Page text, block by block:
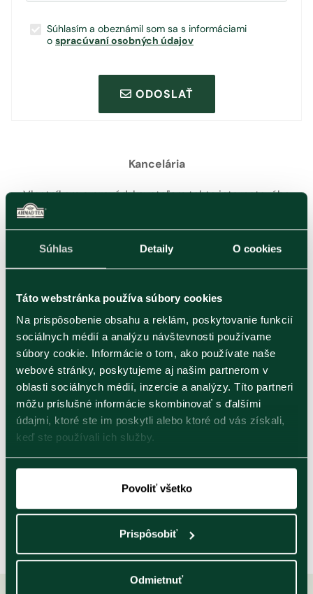
Súhlas Detaily O cookies
Táto webstránka používa súbory cookies
Na prispôsobenie obsahu a reklám, poskytovanie funkcií
sociálnych médií a analýzu návštevnosti používame
súbory cookie. Informácie o tom, ako používate naše
webové stránky, poskytujeme aj našim partnerom v
oblasti sociálnych médií, inzercie a analýzy. Títo partneri
môžu príslušné informácie skombinovať s ďalšími
údajmi, ktoré ste im poskytli alebo ktoré od vás získali,
keď ste používali ich služby.
Povoliť všetko
Prispôsobiť
Odmietnuť
Súhlasím a obeznámil som sa s informáciami
o spracúvaní osobných údajov
ODOSLAŤ
Kancelária
Vlastníkom a prevádzkovateľom tohto internetového
obchodu je spoločnosť Big Shock s.r.o. (skôr pod názvom
Al-Namura spol. s r.o.) výhradný distribútor značky
Ahmad Tea pre Českú republiku a Slovenskú republiku.
Na Viničních horách 1831/16
IČO: 45795436
č.ú .: 300027133/0300
Spoločnosť vznikla zápisom do OR 21.9.1992 na
Mestskom súde v Prahe, oddiel C, vložka 11429